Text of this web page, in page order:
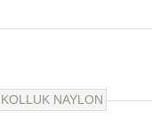
KOLLUK NAYLON